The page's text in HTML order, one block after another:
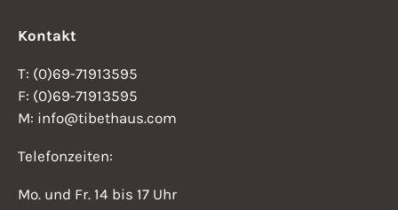
Kontakt
T: (0)69-71913595
F: (0)69-71913595
M: info@tibethaus.com
Telefonzeiten:
Mo. und Fr. 14 bis 17 Uhr